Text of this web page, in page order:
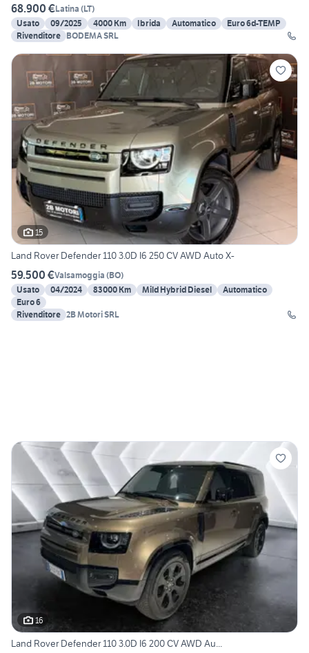
68.900 €Latina (LT)
Usato
09/2025 4000 Km Ibrida Automatico
Euro 6d-TEMP
Rivenditore BODEMA SRL
15
Land Rover Defender 110 3.0D I6 250 CV AWD Auto X-
59.500 €Valsamoggia (BO)
Usato
04/2024 83000 Km Mild Hybrid Diesel
Automatico
Euro 6
Rivenditore 2B Motori SRL
16
Land Rover Defender 110 3.0D I6 200 CV AWD Au...